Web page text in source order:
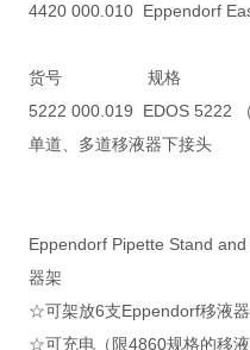
4420 000.010 Eppendorf
货号 规格
5222 000.019 EDOS 5222 （
单道、多道移液器下接头
Eppendorf Pipette Stand
器架
☆可架放6支Eppendorf移液器
☆可充电（限4860规格的移液